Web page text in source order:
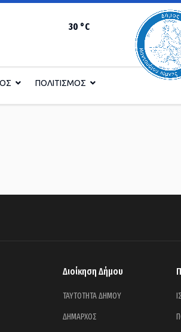
30 °C
ΠΟΛΙΤΙΣΜΟΣ
Διοίκηση Δήμου
ΤΑΥΤΟΤΗΤΑ ΔΗΜΟΥ
ΔΗΜΑΡΧΟΣ